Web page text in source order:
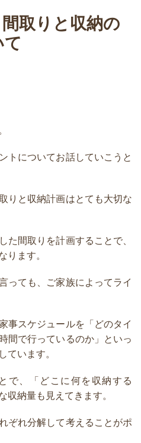
間取りと収納の
トについてお話していこうと
りと収納計画はとても大切な
た間取りを計画することで、
ります。
っても、ご家族によってライ
事スケジュールを「どのタイ
間で行っているのか」といっ
ています。
で、「どこに何を収納する
収納量も見えてきます。
ぞれ分解して考えることがポ